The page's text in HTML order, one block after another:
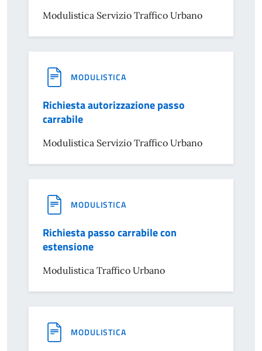
Modulistica Servizio Traffico Urbano
MODULISTICA
Richiesta autorizzazione passo
carrabile
Modulistica Servizio Traffico Urbano
MODULISTICA
Richiesta passo carrabile con
estensione
Modulistica Traffico Urbano
MODULISTICA